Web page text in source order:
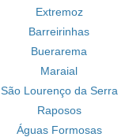
Extremoz
Barreirinhas
Buerarema
Maraial
São Lourenço da Serra
Raposos
Águas Formosas